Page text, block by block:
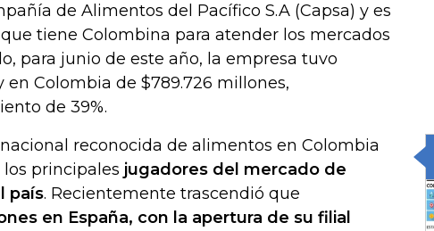
de Alimentos del Pacífico S.A (Capsa) y es
tiene Colombina para atender los mercados
para junio de este año, la empresa tuvo
en Colombia de $789.726 millones,
de 39%.
reconocida de alimentos en Colombia
principales jugadores del mercado de
país. Recientemente trascendió que
en España, con la apertura de su filial